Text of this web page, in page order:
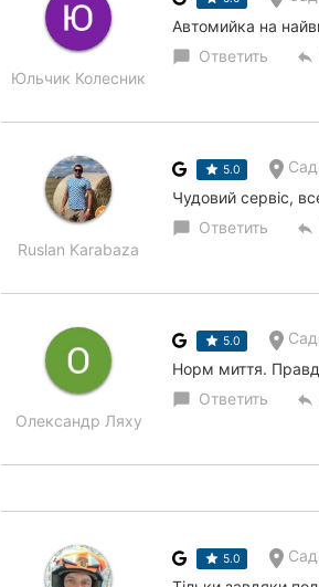
Юльчик Колесник
Автомийка на
chat_bubble Ответить reply
Ruslan Karabaza
5.0
Чудовий сервіс,
chat_bubble Ответить reply
Олександр Ляху
5.0
Норм миття.
chat_bubble Ответить reply
5.0